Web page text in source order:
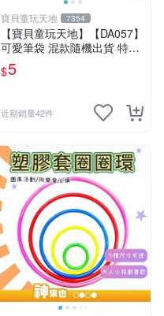
寶貝童玩天地 7354
【寶貝童玩天地】【DA057】
可愛筆袋 混款隨機出貨 特價*
LT01
$5
近期銷量42件